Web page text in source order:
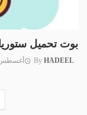
بوت تحميل
By HADEEL أغسطس 30,